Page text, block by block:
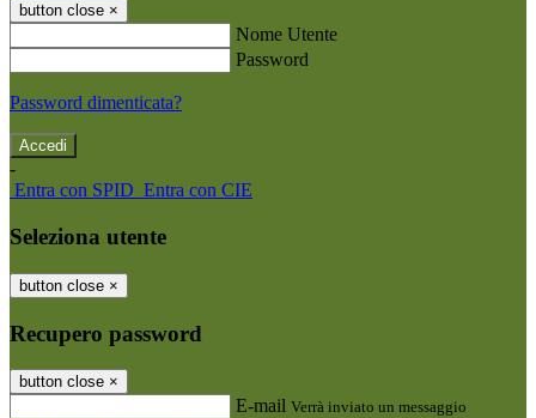
button close ×
Nome Utente
Password
Password dimenticata?
-
Entra con SPID Entra con CIE
Seleziona utente
button close ×
Recupero password
button close ×
E-mail Verrà inviato un messaggio